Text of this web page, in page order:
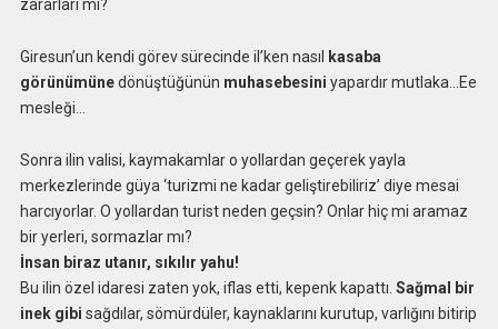
zararları mı?
Giresun’un kendi görev sürecinde il’ken nasıl
kasaba
görünümünedönüştüğünün muhasebesini yapardır mutlaka…Ee
mesleği…
Sonra ilin valisi, kaymakamlar o yollardan geçerek yayla
merkezlerinde güya ‘turizmi ne kadar geliştirebiliriz’ diye mesai
harcıyorlar. O yollardan turist neden geçsin? Onlar hiç mi aramaz
bir yerleri, sormazlar mı?
İnsan biraz utanır, sıkılır yahu!
Bu ilin özel idaresi zaten yok, iflas etti, kepenk kapattı. Sağmal bir
inek gibi sağdılar, sömürdüler, kaynaklarını kurutup, varlığını bitirip